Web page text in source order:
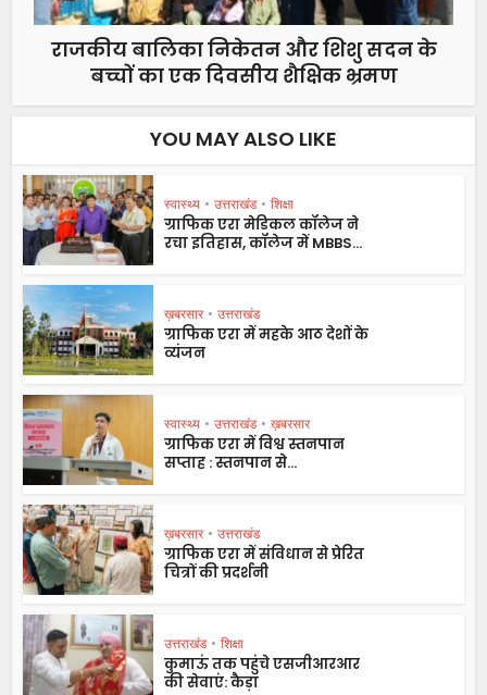
राजकीय बालिका निकेतन और शिशु सदन के
बच्चों का एक दिवसीय शैक्षिक भ्रमण
YOU MAY ALSO LIKE
स्वास्थ्य • उत्तराखंड • शिक्षा
ग्राफिक एरा मेडिकल कॉलेज ने
रचा इतिहास, कॉलेज में MBBS...
ख़बरसार • उत्तराखंड
ग्राफिक एरा में महके आठ देशों के
व्यंजन
स्वास्थ्य • उत्तराखंड • ख़बरसार
ग्राफिक एरा में विश्व स्तनपान
सप्ताह : स्तनपान से...
ख़बरसार • उत्तराखंड
ग्राफिक एरा में संविधान से प्रेरित
चित्रों की प्रदर्शनी
उत्तराखंड • शिक्षा
कुमाऊं तक पहुंचे एसजीआरआर
की सेवाएं: कैड़ा